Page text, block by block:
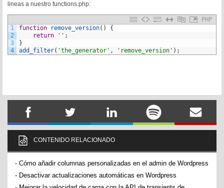
lineas a nuestro functions.php:
PHP
1
2
3
4
function remove_version( )
{
return
'' ;
}
add_filter( 'the_generator' , 'remove_version' ) ;
CONTENIDO RELACIONADO
- Cómo añadir columnas personalizadas en el admin de Wordpress
- Desactivar actualizaciones automáticas en Wordpress